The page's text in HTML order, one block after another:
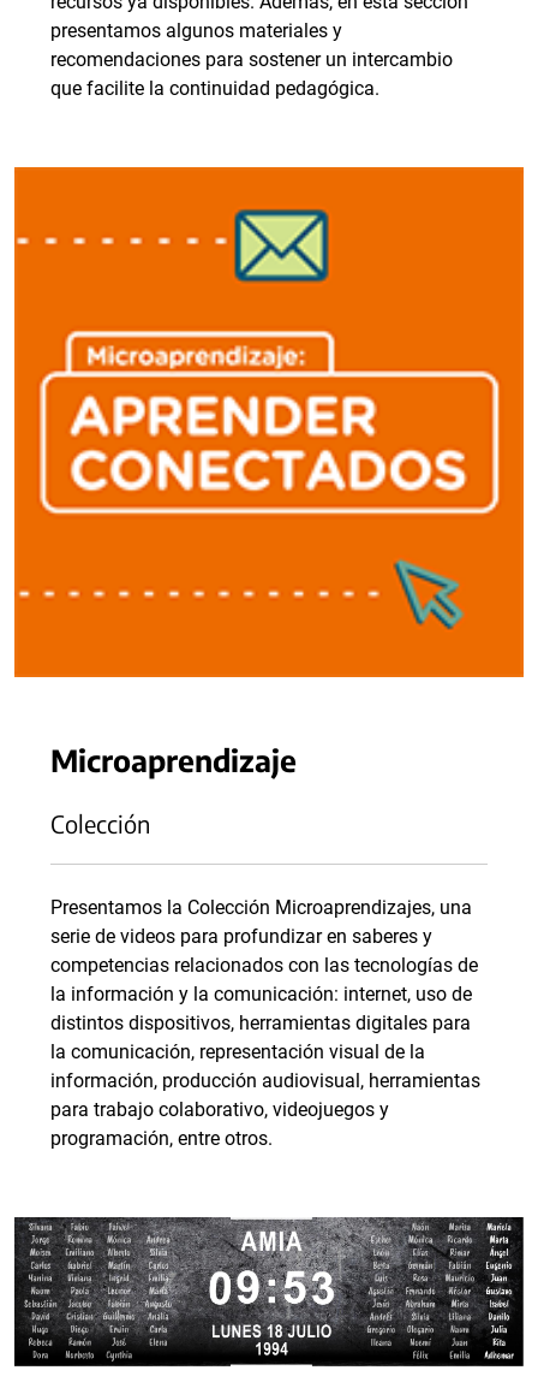
presentamos algunos materiales y
recomendaciones para sostener un intercambio
que facilite la continuidad pedagógica.
Microaprendizaje
Colección
Presentamos la Colección Microaprendizajes, una
serie de videos para profundizar en saberes y
competencias relacionados con las tecnologías de
la información y la comunicación: internet, uso de
distintos dispositivos, herramientas digitales para
la comunicación, representación visual de la
información, producción audiovisual, herramientas
para trabajo colaborativo, videojuegos y
programación, entre otros.